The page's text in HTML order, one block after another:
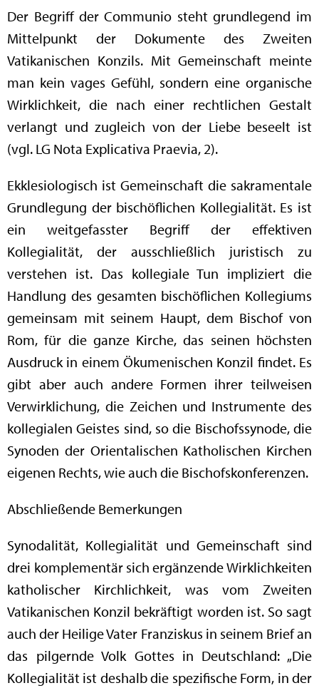
Der Begriff der Communio steht grundlegend im
Mittelpunkt der Dokumente des Zweiten
Vatikanischen Konzils. Mit Gemeinschaft meinte
man kein vages Gefühl, sondern eine organische
Wirklichkeit, die nach einer rechtlichen Gestalt
verlangt und zugleich von der Liebe beseelt ist
(vgl. LG Nota Explicativa Praevia, 2).
Ekklesiologisch ist Gemeinschaft die sakramentale
Grundlegung der bischöflichen Kollegialität. Es ist
ein weitgefasster Begriff der effektiven
Kollegialität, der ausschließlich juristisch zu
verstehen ist. Das kollegiale Tun impliziert die
Handlung des gesamten bischöflichen Kollegiums
gemeinsam mit seinem Haupt, dem Bischof von
Rom, für die ganze Kirche, das seinen höchsten
Ausdruck in einem Ökumenischen Konzil findet. Es
gibt aber auch andere Formen ihrer teilweisen
Verwirklichung, die Zeichen und Instrumente des
kollegialen Geistes sind, so die Bischofssynode, die
Synoden der Orientalischen Katholischen Kirchen
eigenen Rechts, wie auch die Bischofskonferenzen.
Abschließende Bemerkungen
Synodalität, Kollegialität und Gemeinschaft sind
drei komplementär sich ergänzende Wirklichkeiten
katholischer Kirchlichkeit, was vom Zweiten
Vatikanischen Konzil bekräftigt worden ist. So sagt
auch der Heilige Vater Franziskus in seinem Brief an
das pilgernde Volk Gottes in Deutschland: „Die
Kollegialität ist deshalb die spezifische Form, in der